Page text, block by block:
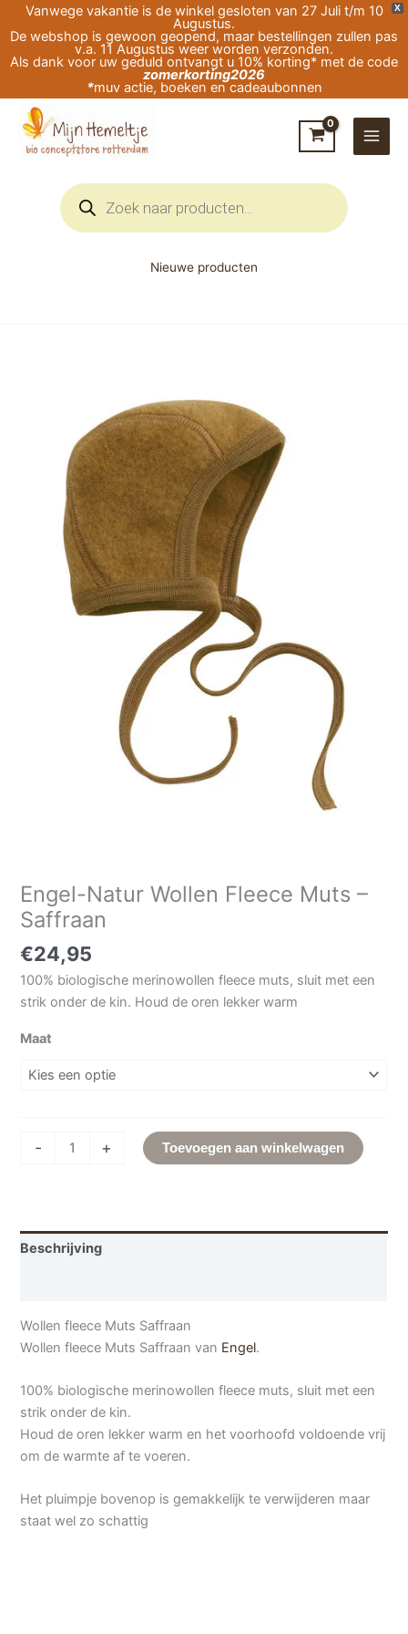
X
Vanwege vakantie is de winkel gesloten van 27 Juli t/m 10
Augustus.
De webshop is gewoon geopend, maar bestellingen zullen pas
v.a. 11 Augustus weer worden verzonden.
Als dank voor uw geduld ontvangt u 10% korting* met de code
zomerkorting2026
*muv actie, boeken en cadeaubonnen
naar
de
Producten
zoeken
Nieuwe producten
Engel-Natur Wollen Fleece Muts –
Saffraan
€24,95
100% biologische merinowollen fleece muts, sluit met een
strik onder de kin. Houd de oren lekker warm
Maat
-
Saffraan
+ Toevoegen aan winkelwagen
Beschrijving
Wollen fleece Muts Saffraan
Wollen fleece Muts Saffraan van Engel.
100% biologische merinowollen fleece muts, sluit met een
strik onder de kin.
Houd de oren lekker warm en het voorhoofd voldoende vrij
om de warmte af te voeren.
Het pluimpje bovenop is gemakkelijk te verwijderen maar
staat wel zo schattig